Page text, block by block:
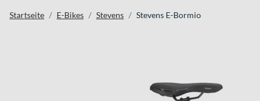
Startseite E-Bikes Stevens Stevens E-Bormio